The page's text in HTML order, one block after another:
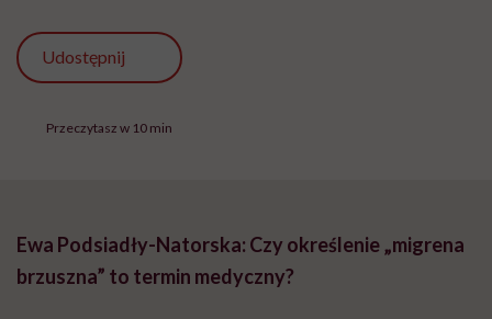
Udostępnij
Przeczytasz w 10 min
Ewa Podsiadły-Natorska: Czy określenie „migrena
brzuszna” to termin medyczny?